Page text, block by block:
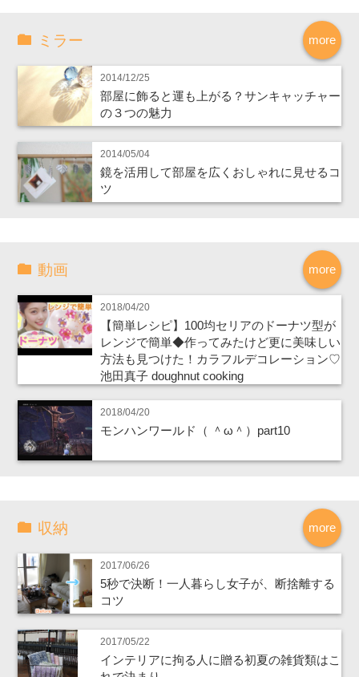
more
ミラー
2014/12/25
部屋に飾ると運も上がる？サンキャッチャー
の３つの魅力
2014/05/04
鏡を活用して部屋を広くおしゃれに見せるコ
ツ
more
動画
2018/04/20
【簡単レシピ】100均セリアのドーナツ型が
レンジで簡単◆作ってみたけど更に美味しい
方法も見つけた！カラフルデコレーション♡
池田真子 doughnut cooking
2018/04/20
モンハンワールド（ ＾ω＾）part10
more
収納
2017/06/26
5秒で決断！一人暮らし女子が、断捨離する
コツ
2017/05/22
インテリアに拘る人に贈る初夏の雑貨類はこ